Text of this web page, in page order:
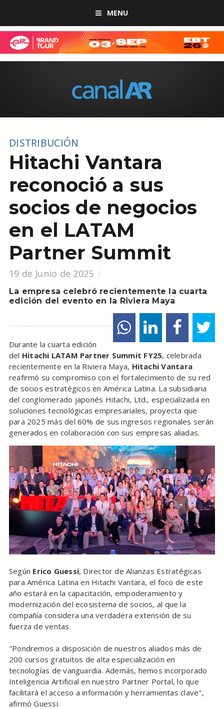
MENU
DISTRIBUCIÓN
Hitachi Vantara
reconoció a sus
socios de negocios
en el LATAM
Partner Summit
19 de Junio de 2025
La empresa celebró recientemente la cuarta
edición del evento en la Riviera Maya
Durante la cuarta edición
del Hitachi LATAM Partner Summit FY25, celebrada
recientemente en la Riviera Maya, Hitachi Vantara
reafirmó su compromiso con el fortalecimiento de su red
de socios estratégicos en América Latina. La subsidiaria
del conglomerado japonés Hitachi, Ltd., especializada en
soluciones tecnológicas empresariales, proyecta que
para 2025 más del 60% de sus ingresos regionales serán
generados en colaboración con sus empresas aliadas.
Según Erico Guessi, Director de Alianzas Estratégicas
para América Latina en Hitachi Vantara, el foco de este
año estará en la capacitación, empoderamiento y
modernización del ecosistema de socios, al que la
compañía considera una verdadera extensión de su
fuerza de ventas.
"Pondremos a disposición de nuestros aliados más de
200 cursos gratuitos de alta especialización en
tecnologías de vanguardia. Además, hemos incorporado
Inteligencia Artificial en nuestro Partner Portal, lo que
facilitará el acceso a información y herramientas clave",
afirmó Guessi.